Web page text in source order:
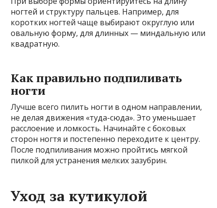
ногтей и структуру пальцев. Например, для
коротких ногтей чаще выбирают округлую или
овальную форму, для длинных — миндальную или
квадратную.
Как правильно подпиливать
ногти
Лучше всего пилить ногти в одном направлении,
не делая движения «туда-сюда». Это уменьшает
расслоение и ломкость. Начинайте с боковых
сторон ногтя и постепенно переходите к центру.
После подпиливания можно пройтись мягкой
пилкой для устранения мелких зазубрин.
Уход за кутикулой